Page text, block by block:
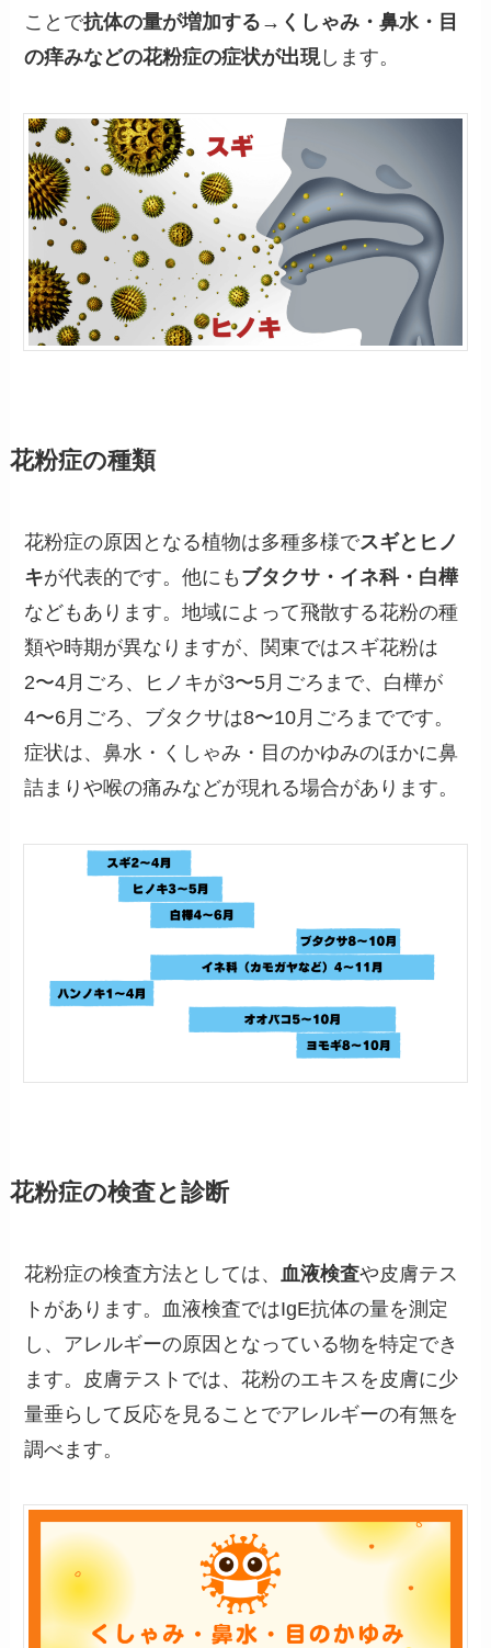
ことで抗体の量が増加する→くしゃみ・鼻水・目
の痒みなどの花粉症の症状が出現します。
花粉症の種類
花粉症の原因となる植物は多種多様でスギとヒノ
キが代表的です。他にも ブタクサ・イネ科・白樺
などもあります。地域によって飛散する花粉の種
類や時期が異なりますが、関東ではスギ花粉は
2〜4月ごろ、ヒノキが3〜5月ごろまで、白樺が
4〜6月ごろ、ブタクサは8〜10月ごろまでです。
症状は、鼻水・くしゃみ・目のかゆみのほかに鼻
詰まりや喉の痛みなどが現れる場合があります。
花粉症の検査と診断
花粉症の検査方法としては、 血液検査や皮膚テス
トがあります。血液検査ではIgE抗体の量を測定
し、アレルギーの原因となっている物を特定でき
ます。皮膚テストでは、花粉のエキスを皮膚に少
量垂らして反応を見ることでアレルギーの有無を
調べます。